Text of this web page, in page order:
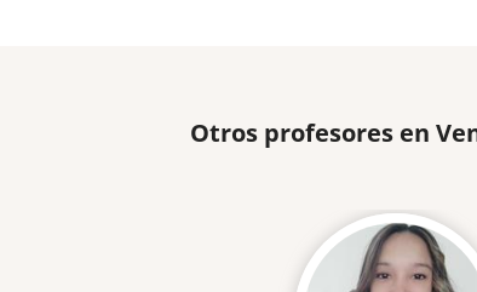
Otros profesores en